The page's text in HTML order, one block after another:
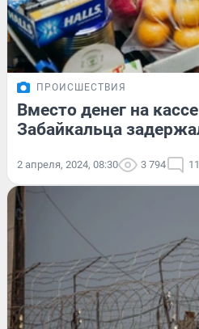
ПРОИСШЕСТВИЯ
Вместо денег на
Забайкальца
2 апреля, 2024, 08:30 3 794 11